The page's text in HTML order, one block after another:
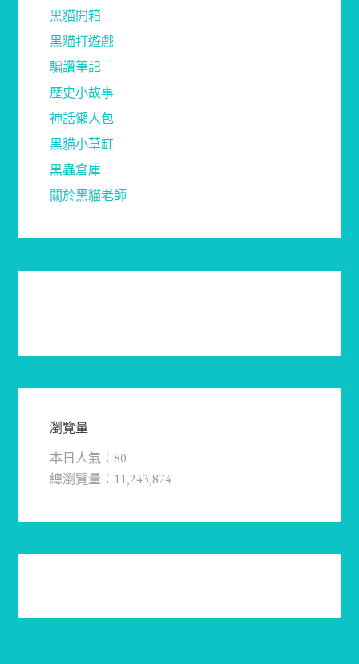
黑貓開箱
黑貓打遊戲
騙讚筆記
歷史小故事
神話懶人包
黑貓小草缸
黑蟲倉庫
關於黑貓老師
瀏覽量
本日人氣：80
總瀏覽量：11,243,874